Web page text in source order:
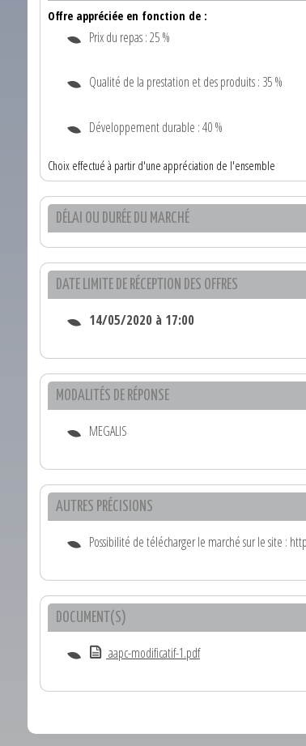
Offre appréciée en fonction de :
Prix du repas : 25 %
Qualité de la prestation et des produits : 35 %
Développement durable : 40 %
Choix effectué à partir d'une appréciation de l'ensemble
DÉLAI OU DURÉE DU MARCHÉ
DATE LIMITE DE RÉCEPTION DES OFFRES
14/05/2020 à 17:00
MODALITÉS DE RÉPONSE
MEGALIS
AUTRES PRÉCISIONS
Possibilité de télécharger le marché sur le site :
DOCUMENT(S)
aapc-modificatif-1.pdf